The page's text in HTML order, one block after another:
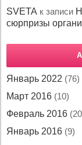
SVETA к записи
сюрпризы
Январь 2022 (76)
Март 2016 (10)
Февраль 2016
Январь 2016 (9)